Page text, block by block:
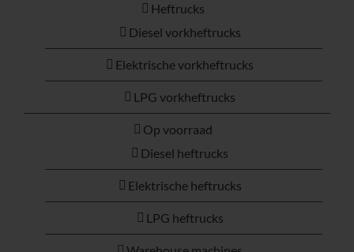
Heftrucks
Diesel vorkheftrucks
Elektrische vorkheftrucks
LPG vorkheftrucks
Op voorraad
Diesel heftrucks
Elektrische heftrucks
LPG heftrucks